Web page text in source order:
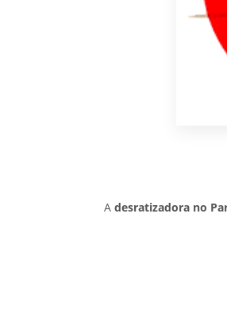
A desratizadora no